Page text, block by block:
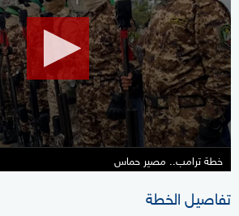
خطة ترامب.. مصير حماس
تفاصيل الخطة